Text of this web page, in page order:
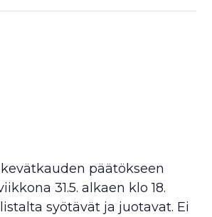
päätökseen
31.5. alkaen klo 18.
syötävät ja juotavat. Ei